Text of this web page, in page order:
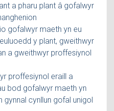
a pharu plant â gofalwyr
gofalwyr maeth yn eu
y plant, gweithwyr
a gweithwyr proffesiynol
proffesiynol eraill a
bod gofalwyr maeth yn
cynllun gofal unigol